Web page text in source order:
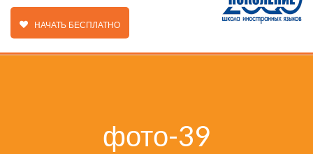
Toggle
ЗАКАЗАТЬ ЗВОНОК
НАЧАТЬ БЕСПЛАТНО
фото-39